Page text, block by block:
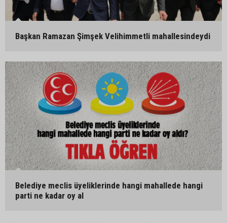
Başkan Ramazan Şimşek Velihimmetli mahallesindeydi
Belediye meclis üyeliklerinde hangi mahallede hangi
parti ne kadar oy al